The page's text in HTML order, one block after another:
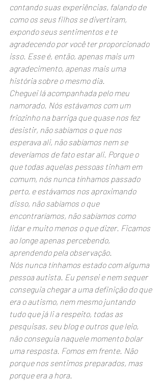
contando suas experiências, falando de
como os seus filhos se divertiram,
expondo seus sentimentos e te
agradecendo por você ter proporcionado
isso. Esse é, então, apenas mais um
agradecimento, apenas mais uma
história sobre o mesmo dia.
Cheguei lá acompanhada pelo meu
namorado. Nós estávamos com um
friozinho na barriga que quase nos fez
desistir, não sabíamos o que nos
esperava ali, não sabíamos nem se
deveríamos de fato estar ali. Porque o
que todas aquelas pessoas tinham em
comum, nós nunca tínhamos passado
perto, e estávamos nos aproximando
disso, não sabíamos o que
encontraríamos, não sabíamos como
lidar e muito menos o que dizer. Ficamos
ao longe apenas percebendo,
aprendendo pela observação.
Nós nunca tínhamos estado com alguma
pessoa autista. Eu pensei e nem sequer
conseguia chegar a uma definição do que
era o autismo, nem mesmo juntando
tudo que já li a respeito, todas as
pesquisas, seu blog e outros que leio,
não conseguia naquele momento bolar
uma resposta. Fomos em frente. Não
porque nos sentimos preparados, mas
porque era a hora.